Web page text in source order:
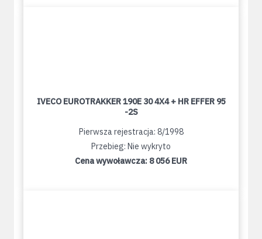
IVECO EUROTRAKKER 190E 30 4X4 + HR EFFER 95
-2S
Pierwsza rejestracja: 8/1998
Przebieg: Nie wykryto
Cena wywoławcza: 8 056 EUR